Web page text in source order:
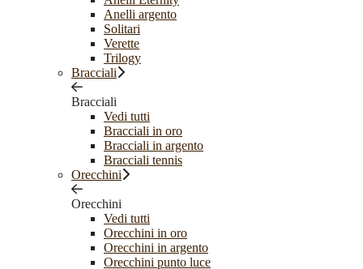
Anelli argento
Solitari
Verette
Trilogy
Bracciali
Bracciali
Vedi tutti
Bracciali in oro
Bracciali in argento
Bracciali tennis
Orecchini
Orecchini
Vedi tutti
Orecchini in oro
Orecchini in argento
Orecchini punto luce